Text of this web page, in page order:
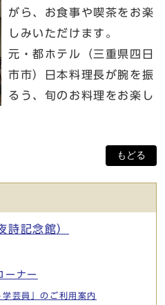
がら、お食事や喫茶をお楽
しみいただけます。
元・都ホテル（三重県四日
市市）日本料理長が腕を振
るう、旬のお料理をお楽し
もどる
詩記念館）
ーナー
芸員」のご利用案内